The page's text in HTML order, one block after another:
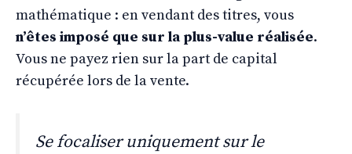
mathématique : en vendant des titres, vous
n’êtes imposé que sur la plus-value réalisée.
Vous ne payez rien sur la part de capital
récupérée lors de la vente.
Se focaliser uniquement sur le